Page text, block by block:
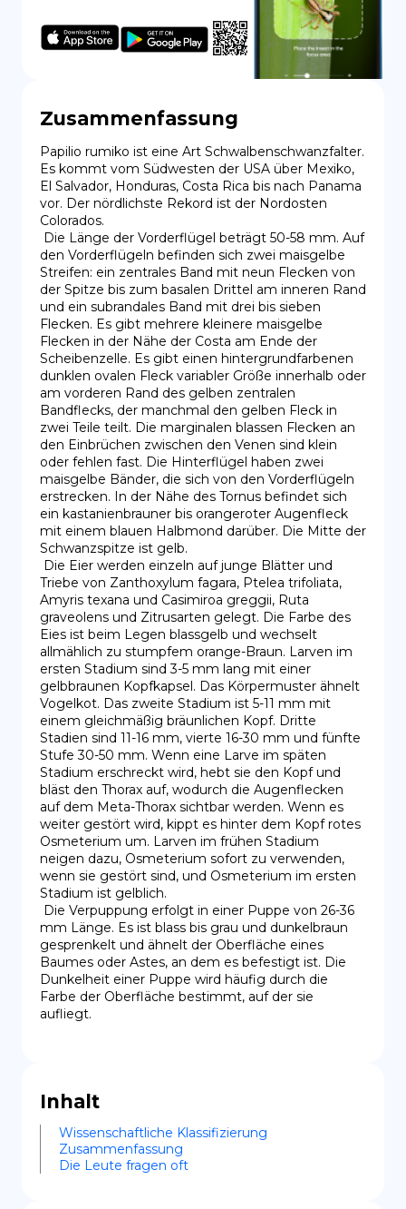
Zusammenfassung
Papilio rumiko ist eine Art Schwalbenschwanzfalter.
Es kommt vom Südwesten der USA über Mexiko,
El Salvador, Honduras, Costa Rica bis nach Panama
vor. Der nördlichste Rekord ist der Nordosten
Colorados.
den Vorderflügeln befinden sich zwei maisgelbe
Streifen: ein zentrales Band mit neun Flecken von
der Spitze bis zum basalen Drittel am inneren Rand
und ein subrandales Band mit drei bis sieben
Flecken. Es gibt mehrere kleinere maisgelbe
Flecken in der Nähe der Costa am Ende der
Scheibenzelle. Es gibt einen hintergrundfarbenen
dunklen ovalen Fleck variabler Größe innerhalb oder
am vorderen Rand des gelben zentralen
Bandflecks, der manchmal den gelben Fleck in
zwei Teile teilt. Die marginalen blassen Flecken an
den Einbrüchen zwischen den Venen sind klein
oder fehlen fast. Die Hinterflügel haben zwei
maisgelbe Bänder, die sich von den Vorderflügeln
erstrecken. In der Nähe des Tornus befindet sich
ein kastanienbrauner bis orangeroter Augenfleck
mit einem blauen Halbmond darüber. Die Mitte der
Schwanzspitze ist gelb.
Triebe von Zanthoxylum fagara, Ptelea trifoliata,
Amyris texana und Casimiroa greggii, Ruta
graveolens und Zitrusarten gelegt. Die Farbe des
Eies ist beim Legen blassgelb und wechselt
allmählich zu stumpfem orange-Braun. Larven im
ersten Stadium sind 3-5 mm lang mit einer
gelbbraunen Kopfkapsel. Das Körpermuster ähnelt
Vogelkot. Das zweite Stadium ist 5-11 mm mit
einem gleichmäßig bräunlichen Kopf. Dritte
Stadien sind 11-16 mm, vierte 16-30 mm und fünfte
Stufe 30-50 mm. Wenn eine Larve im späten
Stadium erschreckt wird, hebt sie den Kopf und
bläst den Thorax auf, wodurch die Augenflecken
auf dem Meta-Thorax sichtbar werden. Wenn es
weiter gestört wird, kippt es hinter dem Kopf rotes
Osmeterium um. Larven im frühen Stadium
neigen dazu, Osmeterium sofort zu verwenden,
wenn sie gestört sind, und Osmeterium im ersten
Stadium ist gelblich.
mm Länge. Es ist blass bis grau und dunkelbraun
gesprenkelt und ähnelt der Oberfläche eines
Baumes oder Astes, an dem es befestigt ist. Die
Dunkelheit einer Puppe wird häufig durch die
Farbe der Oberfläche bestimmt, auf der sie
aufliegt.
Inhalt
Wissenschaftliche Klassifizierung
Zusammenfassung
Die Leute fragen oft